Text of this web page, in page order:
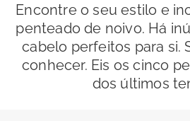
Encontre o seu estilo e
penteado de noivo. Há
cabelo perfeitos para si.
conhecer. Eis os cinco
dos últimos